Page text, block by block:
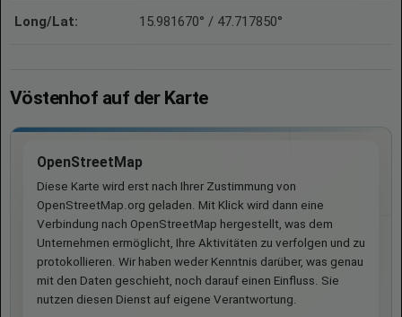
Long/Lat: 15.981670° / 47.717850°
Vöstenhof auf der Karte
OpenStreetMap
Diese Karte wird erst nach Ihrer Zustimmung von
OpenStreetMap.org geladen. Mit Klick wird dann eine
Verbindung nach OpenStreetMap hergestellt, was dem
Unternehmen ermöglicht, Ihre Aktivitäten zu verfolgen und zu
protokollieren. Wir haben weder Kenntnis darüber, was genau
mit den Daten geschieht, noch darauf einen Einfluss. Sie
nutzen diesen Dienst auf eigene Verantwortung.